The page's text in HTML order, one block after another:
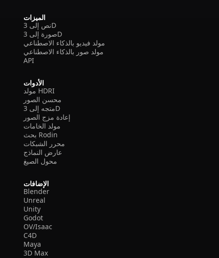
الميزات
نص إلى 3D
صورة إلى 3D
مولد فيديو بالذكاء الاصطناعي
مولد صور بالذكاء الاصطناعي
API
الأدوات
مولد HDRI
محسن الصور
متجه إلى 3D
إعادة مزج الصور
مولد الخامات
بحث Rodin
محرر الشبكات
عارض النماذج
محول الصيغ
الإضافات
Blender
Unreal
Unity
Godot
OV/Isaac
C4D
Maya
3D Max